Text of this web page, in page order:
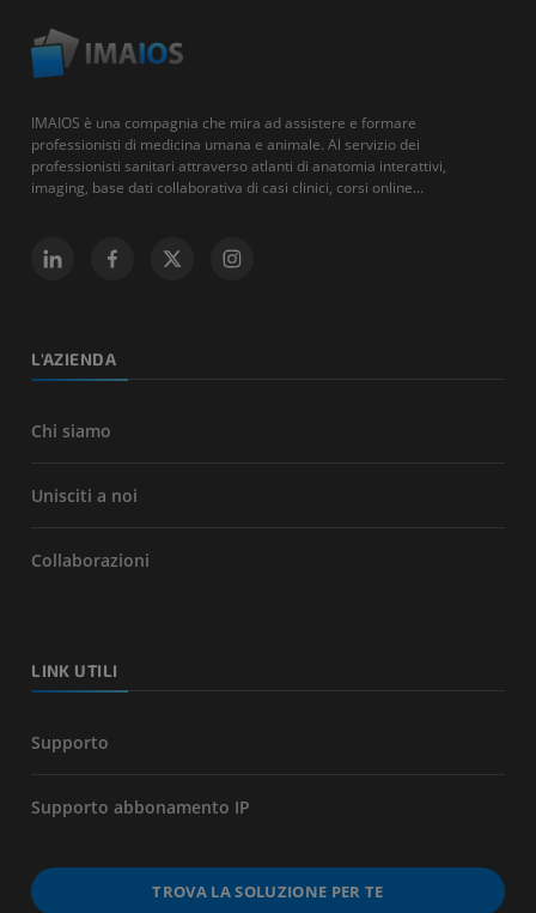
IMAIOS è una compagnia che mira ad assistere e formare
professionisti di medicina umana e animale. Al servizio dei
professionisti sanitari attraverso atlanti di anatomia interattivi,
imaging, base dati collaborativa di casi clinici, corsi online...
L'AZIENDA
Chi siamo
Unisciti a noi
Collaborazioni
LINK UTILI
Supporto
Supporto abbonamento IP
TROVA LA SOLUZIONE PER TE